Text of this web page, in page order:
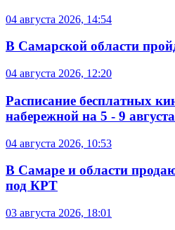
04 августа 2026, 14:54
В Самарской области
04 августа 2026, 12:20
Расписание бесплатных
набережной на 5 - 9
04 августа 2026, 10:53
В Самаре и области
под КРТ
03 августа 2026, 18:01